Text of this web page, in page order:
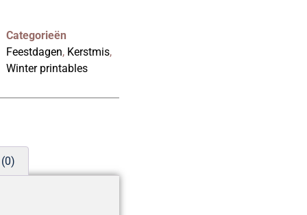
Categorieën
Feestdagen, Kerstmis,
Winter printables